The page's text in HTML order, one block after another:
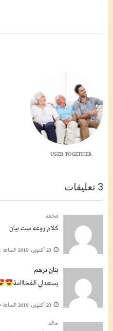
USER TOGETHER
3 تعليقات
محمد
كلام روعه ست بيان
23 أكتوبر، 2019 الساعة 12:11 ص
بنان برهم
يسعدلي الفخااامة
23 أكتوبر، 2019 الساعة 6:59 ص
خالد